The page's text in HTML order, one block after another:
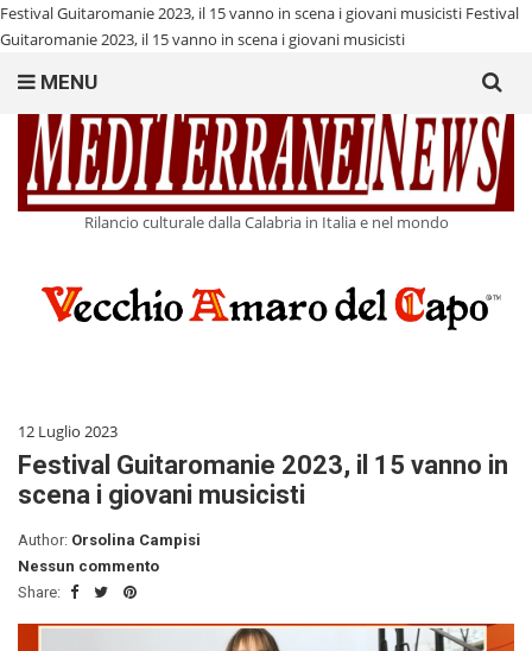
Festival Guitaromanie 2023, il 15 vanno in scena i giovani musicisti Festival
Guitaromanie 2023, il 15 vanno in scena i giovani musicisti
Rilancio culturale dalla Calabria in Italia e nel mondo
MENU
for:
12 Luglio 2023
Festival Guitaromanie 2023, il 15 vanno in
scena i giovani musicisti
Author: Orsolina Campisi
Nessun commento
Share: